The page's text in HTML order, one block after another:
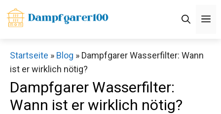
Zum
Inhalt
Startseite » Blog » Dampfgarer Wasserfilter: Wann
ist er wirklich nötig?
Dampfgarer Wasserfilter:
Wann ist er wirklich nötig?